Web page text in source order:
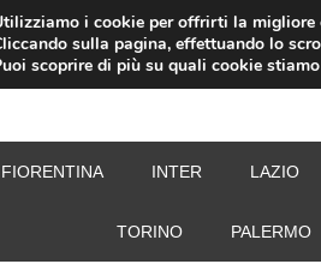
FIORENTINA INTER LAZIO
TORINO PALERMO
i cookie per offrirti la migliore
sulla pagina, effettuando lo
scoprire di più su quali cookie